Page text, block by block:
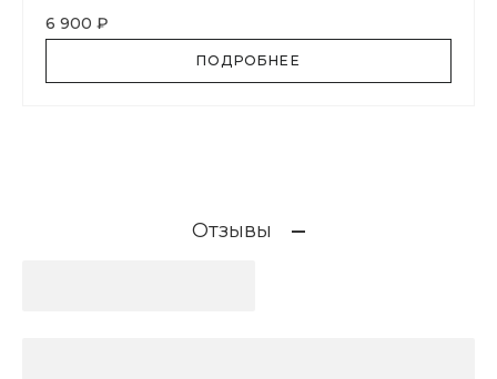
6 900 ₽
ПОДРОБНЕЕ
Отзывы